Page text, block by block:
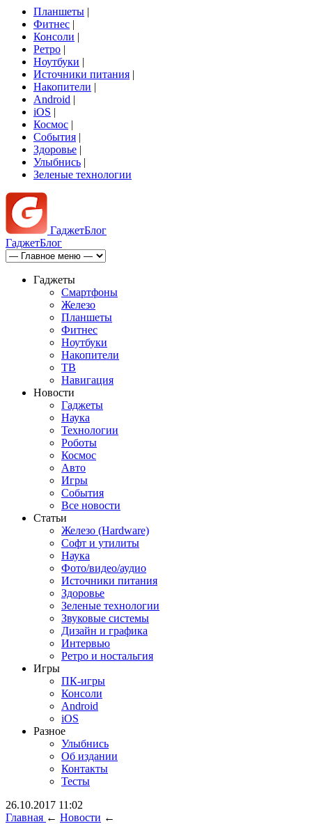
Планшеты |
Фитнес |
Консоли |
Ретро |
Ноутбуки |
Источники питания |
Накопители |
Android |
iOS |
Космос |
События |
Здоровье |
Улыбнись |
Зеленые технологии
ГаджетБлог
ГаджетБлог
Гаджеты
Смартфоны
Железо
Планшеты
Фитнес
Ноутбуки
Накопители
ТВ
Навигация
Новости
Гаджеты
Наука
Технологии
Роботы
Космос
Авто
Игры
События
Все новости
Статьи
Железо (Hardware)
Софт и утилиты
Наука
Фото/видео/аудио
Источники питания
Здоровье
Зеленые технологии
Звуковые системы
Дизайн и графика
Интервью
Ретро и ностальгия
Игры
ПК-игры
Консоли
Android
iOS
Разное
Улыбнись
Об издании
Контакты
Тесты
26.10.2017 11:02
Главная ← Новости ←